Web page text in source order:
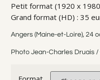
Petit format (1920 x
Grand format (HD) : 35
Angers (Maine-et-Loire), 24
Photo Jean-Charles Druais